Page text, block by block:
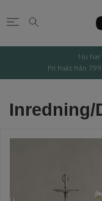
Nu har
Fri frakt från
Inredning/